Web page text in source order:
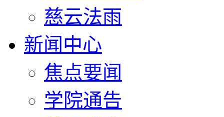
慈云法雨
新闻中心
焦点要闻
学院通告